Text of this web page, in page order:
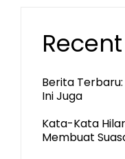
Berita
Ini Juga
Kata-Kata
Membuat